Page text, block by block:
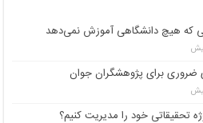
که هیچ دانشگاهی آموزش نمی‌دهد
ضروری برای پژوهشگران جوان
تحقیقاتی خود را مدیریت کنیم؟